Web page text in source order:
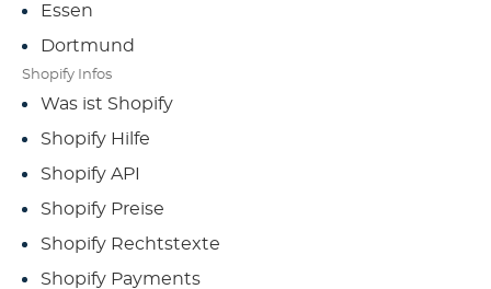
Essen
Dortmund
Shopify Infos
Was ist Shopify
Shopify Hilfe
Shopify API
Shopify Preise
Shopify Rechtstexte
Shopify Payments